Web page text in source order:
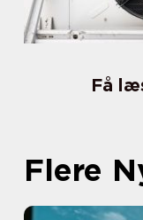
Få
Flere